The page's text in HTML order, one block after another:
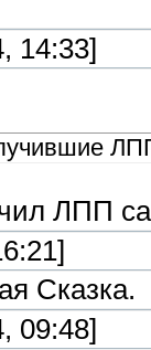
14:33]
ЛПП
Сказка.
09:48]